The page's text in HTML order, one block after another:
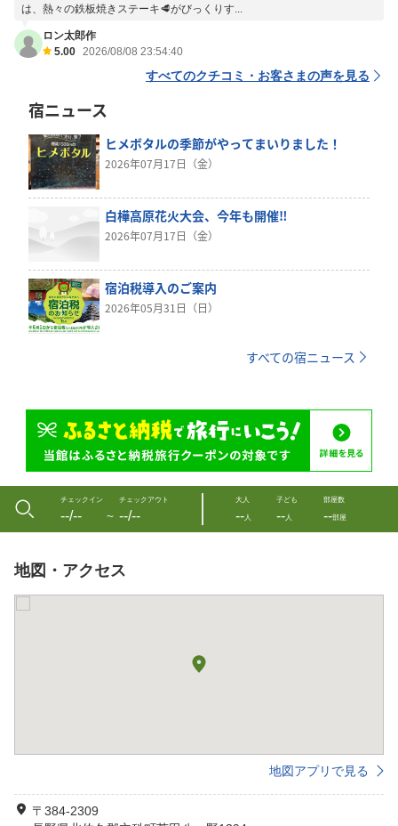
は、熱々の鉄板焼きステーキ🥩がびっくりす...
ロン太郎作
5.00 2026/08/08 23:54:40
すべてのクチコミ・お客さまの声を見る
宿ニュース
ヒメボタルの季節がやってまいりました！
2026年07月17日（金）
白樺高原花火大会、今年も開催‼︎
2026年07月17日（金）
宿泊税導入のご案内
2026年05月31日（日）
すべての宿ニュース
チェックイン
--/-- 〜
チェックアウト
--/--
大人
--人
子ども
--人
部屋数
--部屋
地図・アクセス
地図アプリで見る
〒384-2309